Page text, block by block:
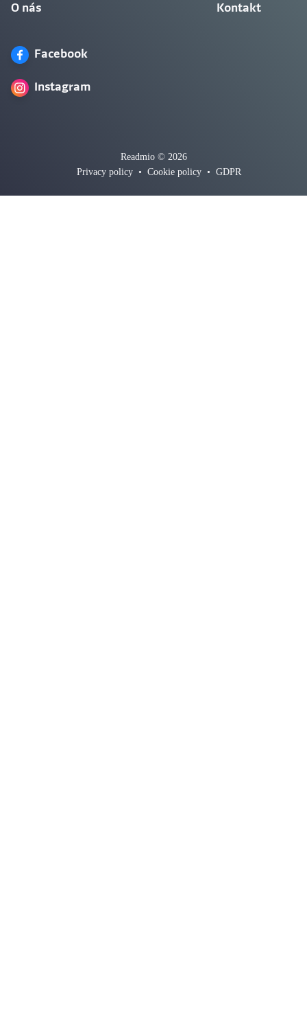
O nás Kontakt
Facebook
Instagram
Readmio © 2026
Privacy policy • Cookie policy • GDPR